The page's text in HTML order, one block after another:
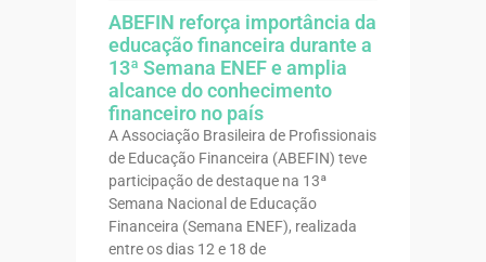
ABEFIN reforça importância da
educação financeira durante a
13ª Semana ENEF e amplia
alcance do conhecimento
financeiro no país
A Associação Brasileira de Profissionais
de Educação Financeira (ABEFIN) teve
participação de destaque na 13ª
Semana Nacional de Educação
Financeira (Semana ENEF), realizada
entre os dias 12 e 18 de